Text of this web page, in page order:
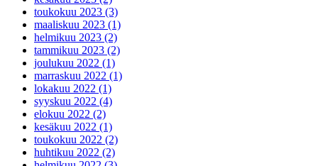
toukokuu 2023 (3)
maaliskuu 2023 (1)
helmikuu 2023 (2)
tammikuu 2023 (2)
joulukuu 2022 (1)
marraskuu 2022 (1)
lokakuu 2022 (1)
syyskuu 2022 (4)
elokuu 2022 (2)
kesäkuu 2022 (1)
toukokuu 2022 (2)
huhtikuu 2022 (2)